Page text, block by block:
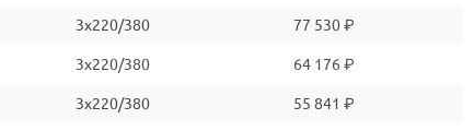
3x220/380 77 530 ₽
3x220/380 64 176 ₽
3x220/380 55 841 ₽